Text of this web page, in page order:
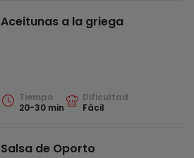
Aceitunas a la griega
Tiempo
20-30 min
Dificultad
Fácil
Salsa de Oporto